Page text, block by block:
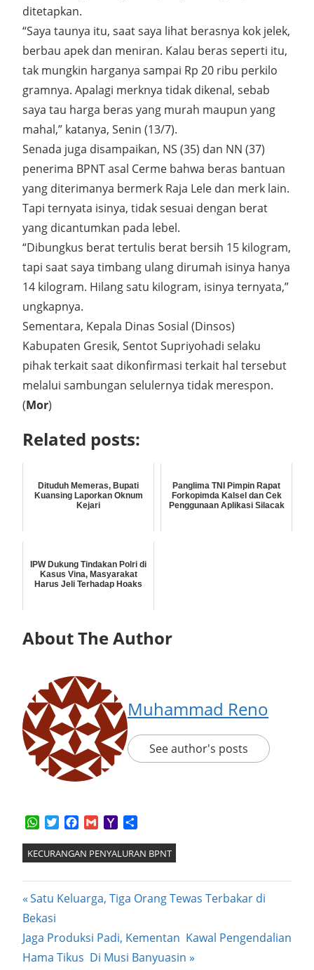
ditetapkan.
“Saya taunya itu, saat saya lihat berasnya kok jelek,
berbau apek dan meniran. Kalau beras seperti itu,
tak mungkin harganya sampai Rp 20 ribu perkilo
gramnya. Apalagi merknya tidak dikenal, sebab
saya tau harga beras yang murah maupun yang
mahal,” katanya, Senin (13/7).
Senada juga disampaikan, NS (35) dan NN (37)
penerima BPNT asal Cerme bahwa beras bantuan
yang diterimanya bermerk Raja Lele dan merk lain.
Tapi ternyata isinya, tidak sesuai dengan berat
yang dicantumkan pada lebel.
“Dibungkus berat tertulis berat bersih 15 kilogram,
tapi saat saya timbang ulang dirumah isinya hanya
14 kilogram. Hilang satu kilogram, isinya ternyata,”
ungkapnya.
Sementara, Kepala Dinas Sosial (Dinsos)
Kabupaten Gresik, Sentot Supriyohadi selaku
pihak terkait saat dikonfirmasi terkait hal tersebut
melalui sambungan selulernya tidak merespon.
(Mor)
Related posts:
Dituduh Memeras, Bupati
Kuansing Laporkan Oknum
Kejari
Panglima TNI Pimpin Rapat
Forkopimda Kalsel dan Cek
Penggunaan Aplikasi Silacak
IPW Dukung Tindakan Polri di
Kasus Vina, Masyarakat
Harus Jeli Terhadap Hoaks
About The Author
Muhammad Reno
See author's posts
WhatsApp
TwitterFacebook
GmailYahoo
KECURANGAN PENYALURAN BPNT
Post
navigation
Previous
Post:
Satu Keluarga, Tiga Orang Tewas Terbakar di
Bekasi
Next
Post:
Jaga Produksi Padi, Kementan Kawal Pengendalian
Hama Tikus Di Musi Banyuasin